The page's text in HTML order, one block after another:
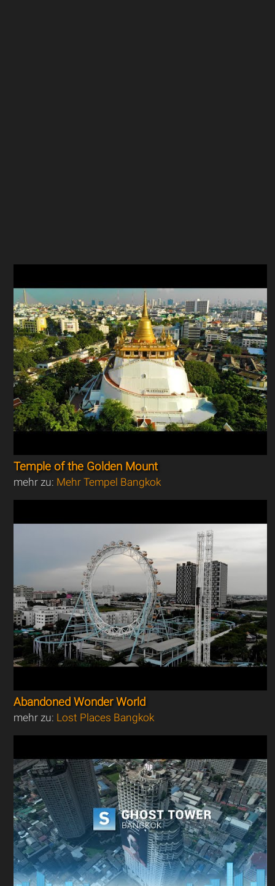
Temple of the Golden Mount
mehr zu: Mehr Tempel Bangkok
Abandoned Wonder World
mehr zu: Lost Places Bangkok